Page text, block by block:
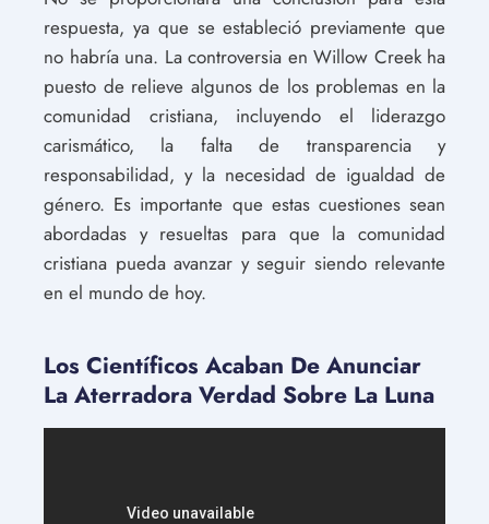
respuesta, ya que se estableció previamente que
no habría una. La controversia en Willow Creek ha
puesto de relieve algunos de los problemas en la
comunidad cristiana, incluyendo el liderazgo
carismático, la falta de transparencia y
responsabilidad, y la necesidad de igualdad de
género. Es importante que estas cuestiones sean
abordadas y resueltas para que la comunidad
cristiana pueda avanzar y seguir siendo relevante
en el mundo de hoy.
Los Científicos Acaban De Anunciar
La Aterradora Verdad Sobre La Luna